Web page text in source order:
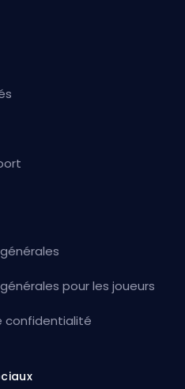
pour les joueurs
confidentialité